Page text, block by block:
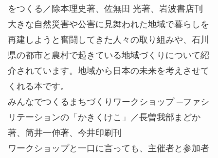
をつくる／除本理史著、佐無田 光著、岩波書店刊
大きな自然災害や公害に見舞われた地域で暮らしを
再建しようと奮闘してきた人々の取り組みや、石川
県の都市と農村で起きている地域づくりについて紹
介されています。地域から日本の未来を考えさせて
くれる本です。
みんなでつくるまちづくりワークショップ ─ファシ
リテーションの「かきくけこ」／長曽我部まどか
著、筒井一伸著、今井印刷刊
ワークショップと一口に言っても、主催者と参加者